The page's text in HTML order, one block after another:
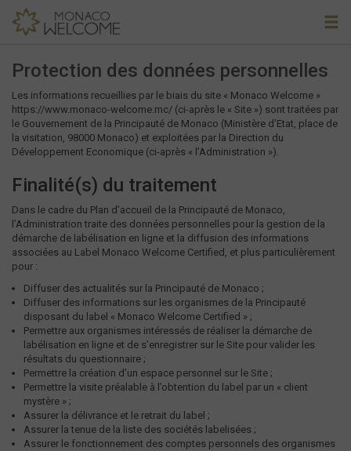
Protection des données personnelles
Les informations recueillies par le biais du site « Monaco Welcome »
https://www.monaco-welcome.mc/ (ci-après le « Site ») sont traitées par
le Gouvernement de la Principauté de Monaco (Ministère d’Etat, place de
la visitation, 98000 Monaco) et exploitées par la Direction du
Développement Economique (ci-après « l’Administration »).
Finalité(s) du traitement
Dans le cadre du Plan d’accueil de la Principauté de Monaco,
l’Administration traite des données personnelles pour la gestion de la
démarche de labélisation en ligne et la diffusion des informations
associées au Label Monaco Welcome Certified, et plus particulièrement
pour :
Diffuser des actualités sur la Principauté de Monaco ;
Diffuser des informations sur les organismes de la Principauté
disposant du label « Monaco Welcome Certified » ;
Permettre aux organismes intéressés de réaliser la démarche de
labélisation en ligne et de s’enregistrer sur le Site pour valider les
résultats du questionnaire ;
Permettre la création d’un espace personnel sur le Site ;
Permettre la visite préalable à l’obtention du label par un « client
mystère » ;
Assurer la délivrance et le retrait du label ;
Assurer la tenue de la liste des sociétés labelisées ;
Assurer le fonctionnement des comptes personnels des organismes